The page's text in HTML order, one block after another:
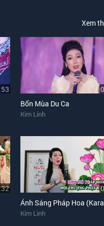
Xem
Bốn Mùa Du Ca
Kim Linh
Ánh Sáng Pháp Hoa
Kim Linh